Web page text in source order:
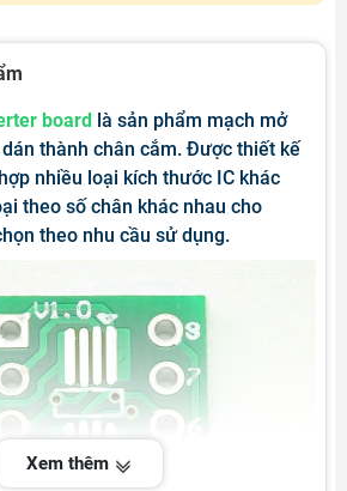
board là sản phẩm mạch mở
thành chân cắm. Được thiết kế
nhiều loại kích thước IC khác
theo số chân khác nhau cho
theo nhu cầu sử dụng.
Xem thêm